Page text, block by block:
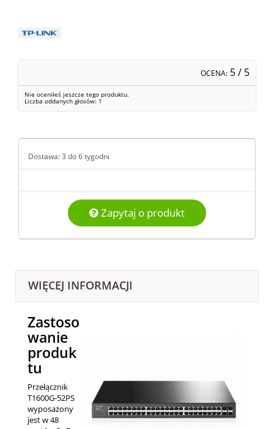
OCENA: 5/ 5
Nie oceniłeś jeszcze tego produktu.
Liczba oddanych głosów: 1
Dostawa: 3 do 6 tygodni
Zapytaj o produkt
WIĘCEJ INFORMACJI
Zastoso
wanie
produk
tu
Przełącznik
T1600G-52PS
wyposażony
jest w 48